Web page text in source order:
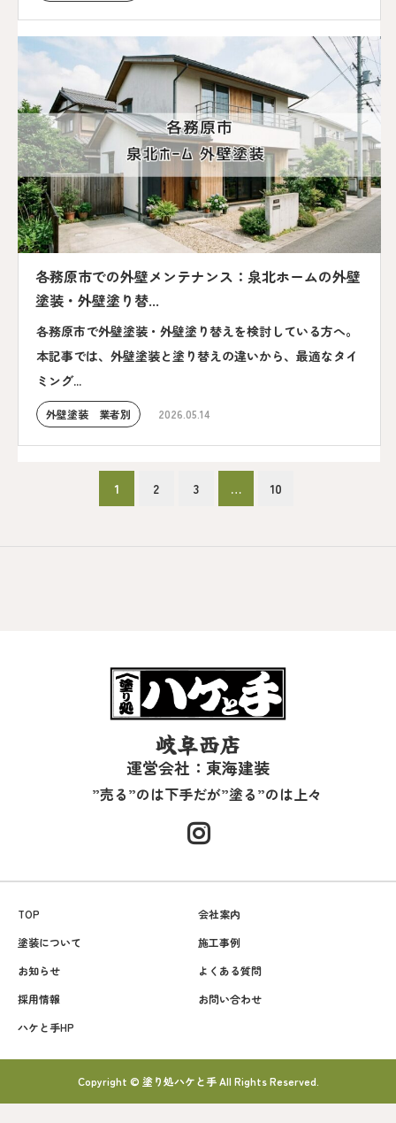
各務原市での外壁メンテナンス：泉北ホームの外壁
塗装・外壁塗り替...
各務原市で外壁塗装・外壁塗り替えを検討している方へ。
本記事では、外壁塗装と塗り替えの違いから、最適なタイ
ミング...
外壁塗装 業者別 2026.05.14
1 2 3 … 10
岐阜西店
運営会社：東海建装
”売る”のは下手だが”塗る”のは上々
TOP
会社案内
塗装について
施工事例
お知らせ
よくある質問
採用情報
お問い合わせ
ハケと手HP
Copyright © 塗り処ハケと手 All Rights Reserved.